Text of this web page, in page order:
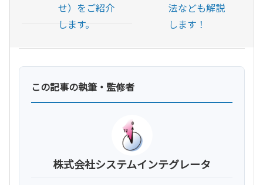
せ）をご紹介
します。
法なども解説
します！
この記事の執筆・監修者
株式会社システムインテグレータ